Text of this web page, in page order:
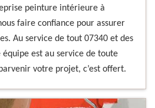
peinture intérieure à
faire confiance pour assurer
Au service de tout 07340 et des
est au service de toute
votre projet, c’est offert.